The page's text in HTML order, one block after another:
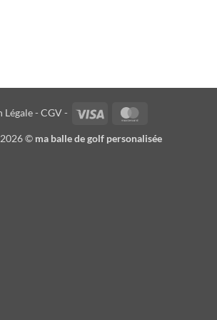
Légale - CGV - Visa
© ma balle de golf personalisée